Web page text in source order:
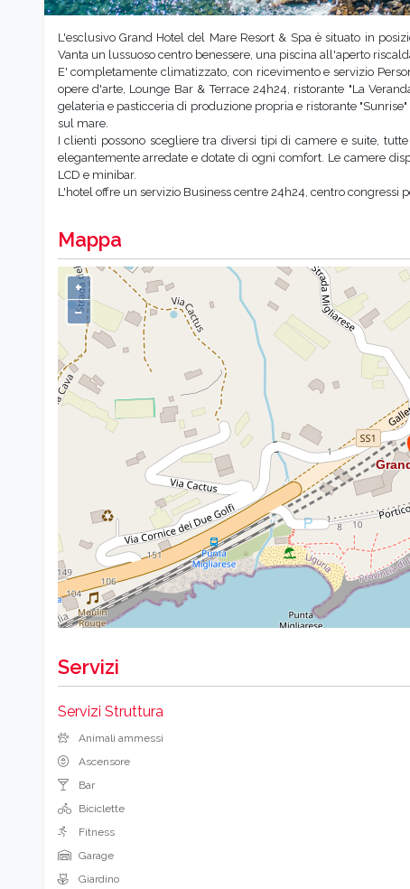
L'esclusivo Grand Hotel del Mare Resort & Spa è situato in
Vanta un lussuoso centro benessere, una piscina all'aperto
E' completamente climatizzato, con ricevimento e servizio
opere d'arte, Lounge Bar & Terrace 24h24, ristorante "La
gelateria e pasticceria di produzione propria e ristorante
sul mare.
I clienti possono scegliere tra diversi tipi di camere e suite,
elegantemente arredate e dotate di ogni comfort. Le camere
LCD e minibar.
L'hotel offre un servizio Business centre 24h24, centro congressi
+
−
Servizi Struttura
Animali ammessi
Ascensore
Bar
Biciclette
Fitness
Garage
Giardino
Internet Point